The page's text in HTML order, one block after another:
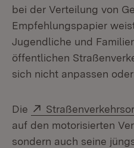
bei der Verteilung von
Empfehlungspapier
Jugendliche und
öffentlichen
sich nicht anpassen
Die Extern:
auf den motorisierten
sondern auch seine